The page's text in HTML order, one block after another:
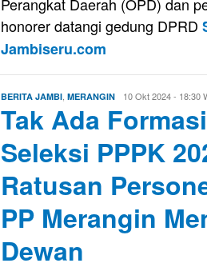
honorer datangi gedung DPRD
Jambiseru.com
BERITA JAMBI MERANGIN Edo
Guntara
10 Okt 2024 - 18:30
Tak Ada
Seleksi PPPK
Ratusan
PP Merangin
Dewan